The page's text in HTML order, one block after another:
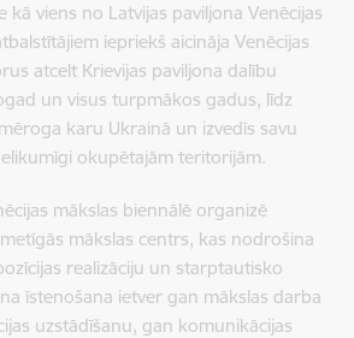
kā viens no Latvijas paviljona Venēcijas
iepriekš aicināja Venēcijas
atcelt Krievijas paviljona dalību
un visus turpmākos gadus, līdz
karu Ukrainā un izvedīs savu
okupētajām teritorijām.
mākslas biennālē organizē
mākslas centrs, kas nodrošina
realizāciju un starptautisko
īstenošana ietver gan mākslas darba
uzstādīšanu, gan komunikācijas